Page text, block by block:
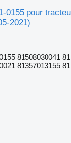
0155 pour
2021)
81508030041
81357013155